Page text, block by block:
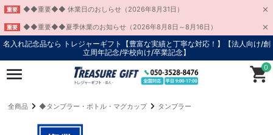
重要 ◆◆重要◆◆ 休業日のおしらせ（2026年8月31日）
重要
◆◆重要◆◆夏季休業のお知らせ（2026年8月8日～8月16日）
名入れ記念品なら トレジャーギフト【豊富な実績と丁寧な対応！】
【法人向け/創
立周年記念/学校向け/卒業記念】
0
全商品 ◆タンブラー・ボトル・マグカップ タンブラー